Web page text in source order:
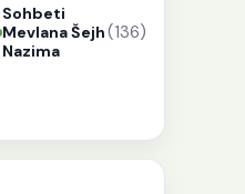
Sohbeti
Mevlana Šejh
Nazima
(136)